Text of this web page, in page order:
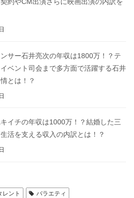
サー石井亮次の年収は1800万！？テ
ベント司会まで多方面で活躍する石井
とは！？
イチの年収は1000万！？結婚した三
活を支える収入の内訳とは！？
レント
バラエティ